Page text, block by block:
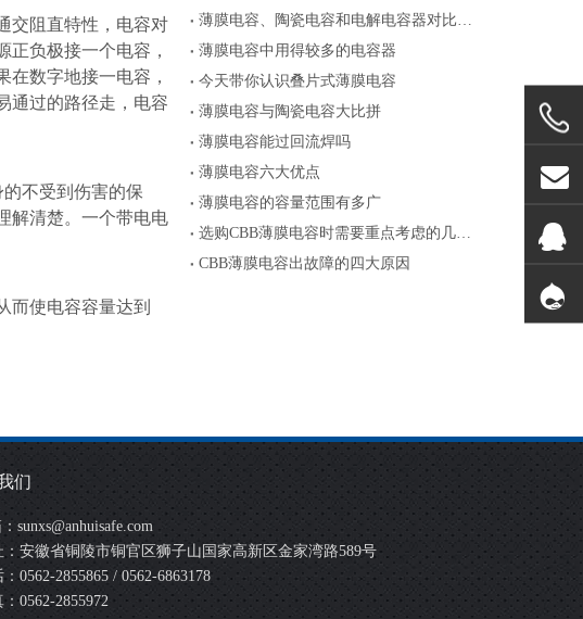
交阻直特性，电容对
负极接一个电容，
数字地接一电容，
通过的路径走，电容
不受到伤害的保
解清楚。一个带电电
而使电容容量达到
薄膜电容、陶瓷电容和电解电容器对比及注意事项
薄膜电容中用得较多的电容器
今天带你认识叠片式薄膜电容
薄膜电容与陶瓷电容大比拼
薄膜电容能过回流焊吗
薄膜电容六大优点
薄膜电容的容量范围有多广
选购CBB薄膜电容时需要重点考虑的几个参数
CBB薄膜电容出故障的四大原因
们
sunxs@anhuisafe.com
：安徽省铜陵市铜官区狮子山国家高新区金家湾路589号
0562-2855865 / 0562-6863178
0562-2855972